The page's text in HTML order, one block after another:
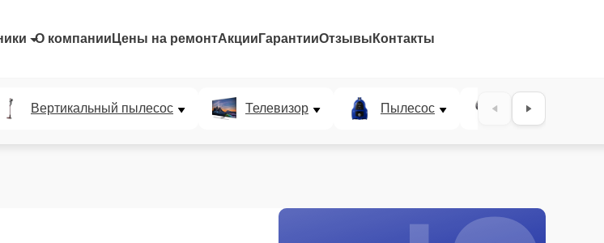
О компании Цены на ремонтАкции ГарантииОтзывы Контакты
Вертикальный пылесос Телевизор Пылесос Проектор